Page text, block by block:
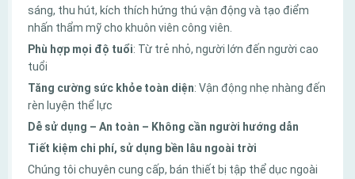
sáng, thu hút, kích thích hứng thú vận động và tạo điểm
nhấn thẩm mỹ cho khuôn viên công viên.
Phù hợp mọi độ tuổi: Từ trẻ nhỏ, người lớn đến người cao
tuổi
Tăng cường sức khỏe toàn diện: Vận động nhẹ nhàng đến
rèn luyện thể lực
Dễ sử dụng – An toàn – Không cần người hướng dẫn
Tiết kiệm chi phí, sử dụng bền lâu ngoài trời
Chúng tôi chuyên cung cấp, bán thiết bị tập thể dục ngoài